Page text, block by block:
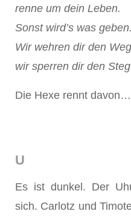
renne um dein Leben.
Sonst wird’s was geben.
Wir wehren dir den
wir sperren dir den
Die Hexe rennt
U
Es ist dunkel. Der
sich. Carlotz und